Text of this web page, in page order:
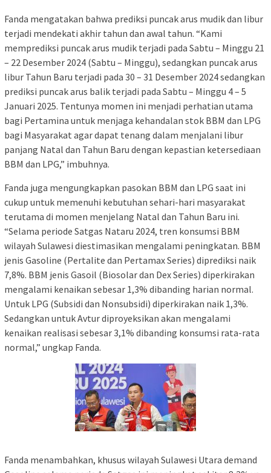
Fanda mengatakan bahwa prediksi puncak arus mudik dan libur
terjadi mendekati akhir tahun dan awal tahun. “Kami
memprediksi puncak arus mudik terjadi pada Sabtu – Minggu 21
– 22 Desember 2024 (Sabtu – Minggu), sedangkan puncak arus
libur Tahun Baru terjadi pada 30 – 31 Desember 2024 sedangkan
prediksi puncak arus balik terjadi pada Sabtu – Minggu 4 – 5
Januari 2025. Tentunya momen ini menjadi perhatian utama
bagi Pertamina untuk menjaga kehandalan stok BBM dan LPG
bagi Masyarakat agar dapat tenang dalam menjalani libur
panjang Natal dan Tahun Baru dengan kepastian ketersediaan
BBM dan LPG,” imbuhnya.
Fanda juga mengungkapkan pasokan BBM dan LPG saat ini
cukup untuk memenuhi kebutuhan sehari-hari masyarakat
terutama di momen menjelang Natal dan Tahun Baru ini.
“Selama periode Satgas Nataru 2024, tren konsumsi BBM
wilayah Sulawesi diestimasikan mengalami peningkatan. BBM
jenis Gasoline (Pertalite dan Pertamax Series) diprediksi naik
7,8%. BBM jenis Gasoil (Biosolar dan Dex Series) diperkirakan
mengalami kenaikan sebesar 1,3% dibanding harian normal.
Untuk LPG (Subsidi dan Nonsubsidi) diperkirakan naik 1,3%.
Sedangkan untuk Avtur diproyeksikan akan mengalami
kenaikan realisasi sebesar 3,1% dibanding konsumsi rata-rata
normal,” ungkap Fanda.
Fanda menambahkan, khusus wilayah Sulawesi Utara demand